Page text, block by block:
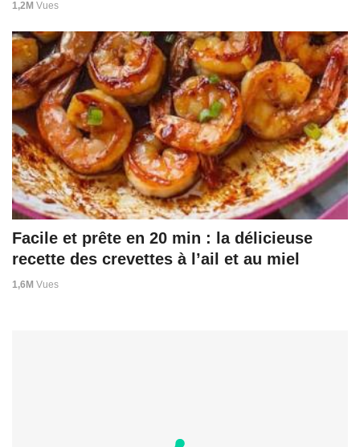
1,2M Vues
Facile et prête en 20 min : la délicieuse
recette des crevettes à l’ail et au miel
1,6M Vues